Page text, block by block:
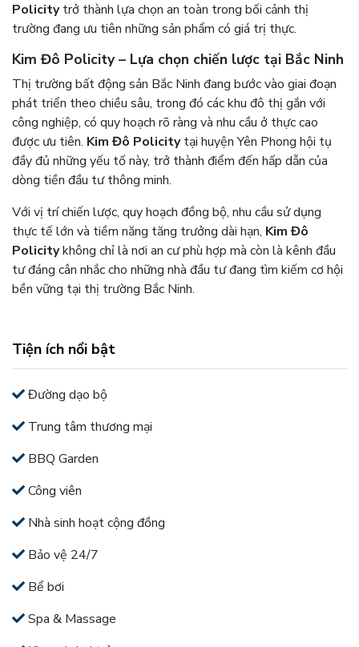
Policitytrở thành lựa chọn an toàn trong bối cảnh thị
trường đang ưu tiên những sản phẩm có giá trị thực.
Kim Đô Policity – Lựa chọn chiến lược tại Bắc Ninh
Thị trường bất động sản Bắc Ninh đang bước vào giai đoạn
phát triển theo chiều sâu, trong đó các khu đô thị gắn với
công nghiệp, có quy hoạch rõ ràng và nhu cầu ở thực cao
được ưu tiên. Kim Đô Policitytại huyện Yên Phong hội tụ
đầy đủ những yếu tố này, trở thành điểm đến hấp dẫn của
dòng tiền đầu tư thông minh.
Với vị trí chiến lược, quy hoạch đồng bộ, nhu cầu sử dụng
thực tế lớn và tiềm năng tăng trưởng dài hạn, Kim Đô
Policitykhông chỉ là nơi an cư phù hợp mà còn là kênh đầu
tư đáng cân nhắc cho những nhà đầu tư đang tìm kiếm cơ hội
bền vững tại thị trường Bắc Ninh.
Tiện ích nổi bật
Đường dạo bộ
Trung tâm thương mại
BBQ Garden
Công viên
Nhà sinh hoạt cộng đồng
Bảo vệ 24/7
Bể bơi
Spa & Massage